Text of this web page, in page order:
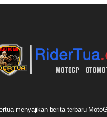
menyajikan berita terbaru